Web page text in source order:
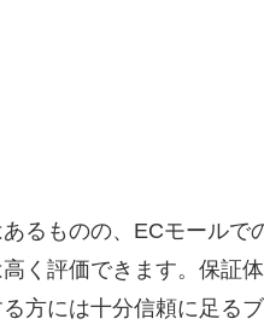
るものの、ECモールで
く評価できます。保証
方には十分信頼に足る